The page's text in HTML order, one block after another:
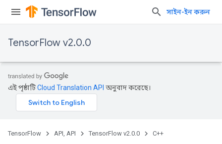
সাইন-ইন করুন
TensorFlow v2.0.0
এই পৃষ্ঠাটিCloud Translation API অনুবাদ করেছে।
TensorFlow API, API TensorFlow v2.0.0 C++